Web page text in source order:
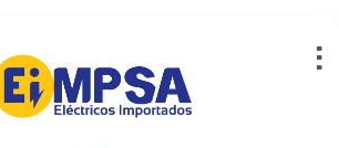
de herramientas